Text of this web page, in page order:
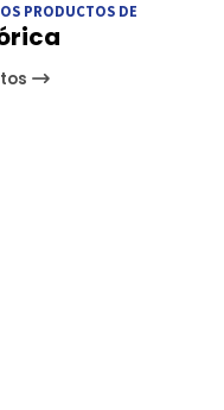
PRODUCTOS DE